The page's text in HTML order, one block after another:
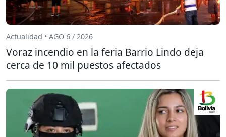
Actualidad • AGO 6 / 2026
Voraz incendio en la feria Barrio Lindo deja
cerca de 10 mil puestos afectados